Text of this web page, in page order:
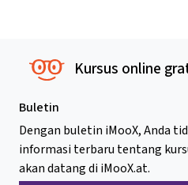
Kursus online
Buletin
Dengan buletin iMooX, Anda
informasi terbaru tentang
akan datang di iMooX.at.